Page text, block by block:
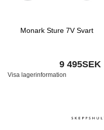
Monark Sture 7V Svart
9 495SEK
Visa lagerinformation